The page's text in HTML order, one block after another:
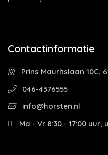
Contactinformatie
Prins Mauritslaan 10C,
046-4376555
info@horsten.nl
Ma - Vr 8:30 - 17:00